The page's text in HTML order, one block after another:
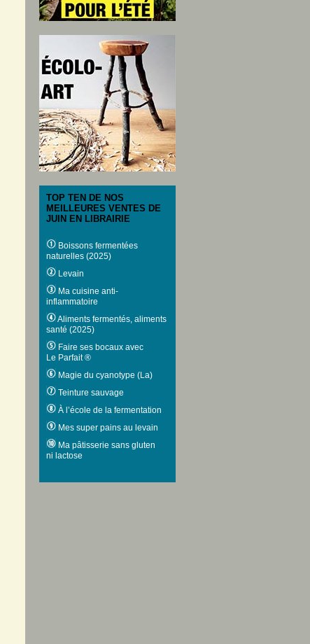
TOP TEN DE NOS
MEILLEURES VENTES DE
JUIN EN LIBRAIRIE
Boissons fermentées
naturelles (2025)
Levain
Ma cuisine anti-
inflammatoire
Aliments fermentés, aliments
santé (2025)
Faire ses bocaux avec
Le Parfait ®
Magie du cyanotype (La)
Teinture sauvage
À l’école de la fermentation
Mes super pains au levain
Ma pâtisserie sans gluten
ni lactose